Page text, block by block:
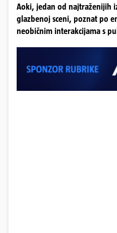
Aoki, jedan od najtraženijih
glazbenoj sceni, poznat po
neobičnim interakcijama s